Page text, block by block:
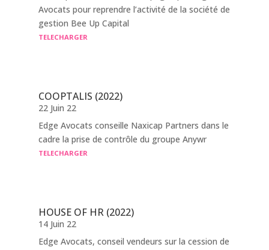
Avocats pour reprendre l’activité de la société de
gestion Bee Up Capital
TELECHARGER
COOPTALIS (2022)
22 Juin 22
Edge Avocats conseille Naxicap Partners dans le
cadre la prise de contrôle du groupe Anywr
TELECHARGER
HOUSE OF HR (2022)
14 Juin 22
Edge Avocats, conseil vendeurs sur la cession de